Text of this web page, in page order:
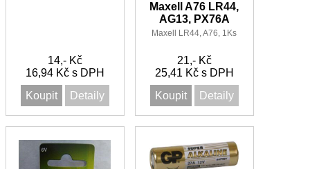
14,- Kč
16,94 Kč s DPH
Koupit
Detaily
Maxell A76 LR44,
AG13, PX76A
Maxell LR44, A76, 1Ks
21,- Kč
25,41 Kč s DPH
Koupit
Detaily